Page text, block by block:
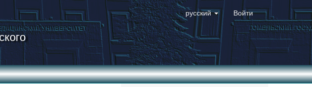
русский Войти